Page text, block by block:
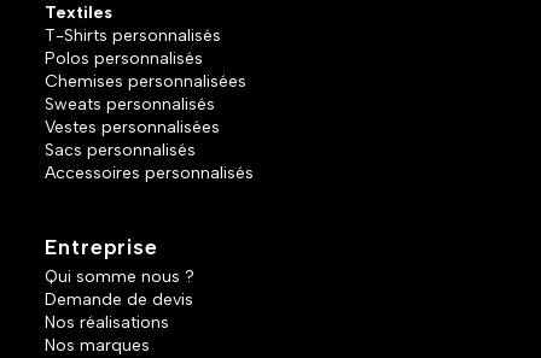
Textiles
T-Shirts personnalisés
Polos personnalisés
Chemises personnalisées
Sweats personnalisés
Vestes personnalisées
Sacs personnalisés
Accessoires personnalisés
Entreprise
Qui somme nous ?
Demande de devis
Nos réalisations
Nos marques